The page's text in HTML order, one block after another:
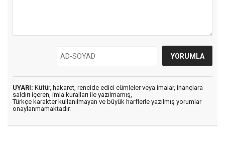
UYARI: Küfür, hakaret, rencide edici cümleler veya imalar, inançlara
saldırı içeren, imla kuralları ile yazılmamış,
Türkçe karakter kullanılmayan ve büyük harflerle yazılmış yorumlar
onaylanmamaktadır.